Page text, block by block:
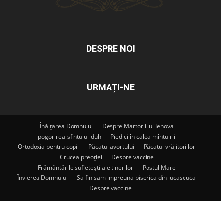
DESPRE NOI
URMAȚI-NE
Înălțarea Domnului
Despre Martorii lui Iehova
pogorirea-sfintului-duh
Piedici în calea mîntuirii
Ortodoxia pentru copii
Păcatul avortului
Păcatul vrăjitoriilor
Crucea preoției
Despre vaccine
Frământările sufletești ale tinerilor
Postul Mare
Învierea Domnului
Sa finisam impreuna biserica din lucaseuca
Despre vaccine